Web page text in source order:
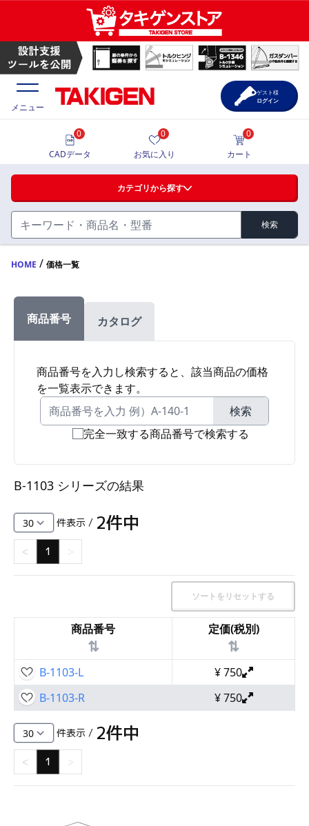
ハンドル・取手・つまみ・周辺機器
FA・A
FB・B
ファスナー・ラッチ錠・キャッチ・錠前装置・周
辺機器
電気錠・インターロック
L・LE
S
キャスター・アジャスター・スライドレール・モ
K・KC
断熱・ライト・ラック
FD・FE
価格一覧
製品カタログ
サポート・お問合せ
メニュー
カテゴリから探す
検索
0
CADデータ
0
お気に入り
0
カート
ゲスト様
ログイン
HOME / 価格一覧
商品番号 カタログ
商品番号を入力し検索すると、該当商品の価格
を一覧表示できます。
検索
完全一致する商品番号で検索する
B-1103 シリーズの結果
件表示 / 2件中
< 1 >
ソートをリセットする
商品番号
⇅
定価(税別)
⇅
B-1103-L ¥750
B-1103-R
¥750
件表示 / 2件中
< 1 >